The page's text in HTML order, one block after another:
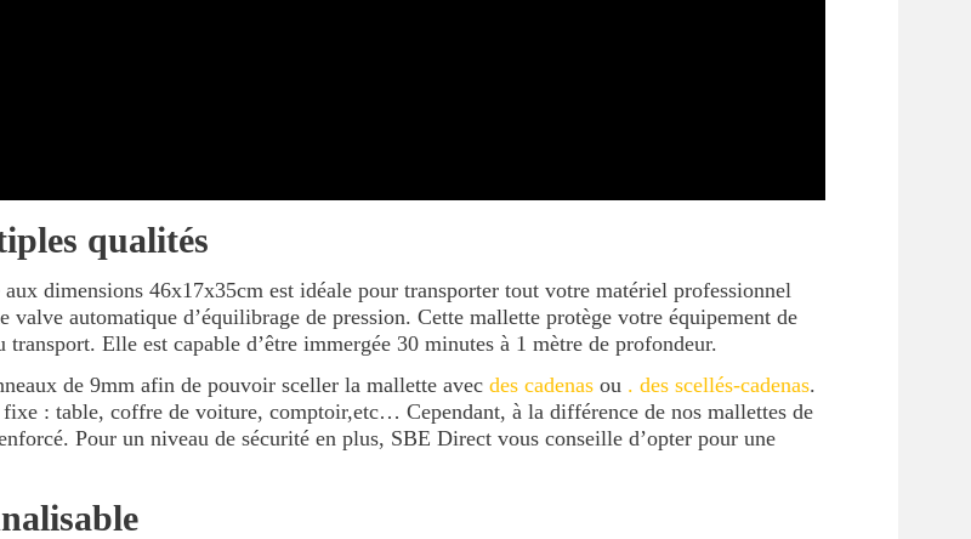
qualités
dimensions 46x17x35cm est idéale pour transporter tout votre matériel professionnel
valve automatique d’équilibrage de pression. Cette mallette protège votre équipement de
Elle est capable d’être immergée 30 minutes à 1 mètre de profondeur.
de 9mm afin de pouvoir sceller la mallette avec des cadenas ou . des scellés-cadenas.
: table, coffre de voiture, comptoir,etc… Cependant, à la différence de nos mallettes de
Pour un niveau de sécurité en plus, SBE Direct vous conseille d’opter pour une